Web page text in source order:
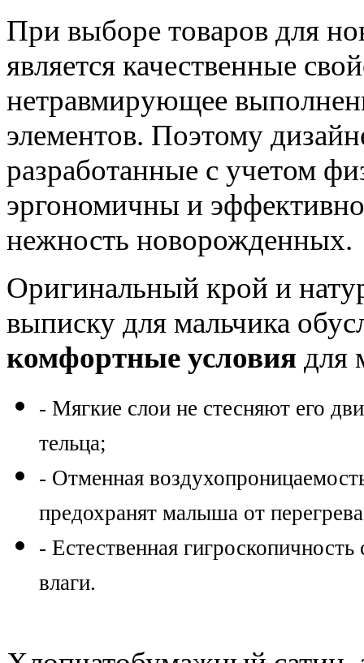
При выборе товаров для
является качественные
нетравмирующее
элементов. Поэтому
разработанные с учетом
эргономичны и
нежность новорожденных.
Оригинальный крой и
выписку для мальчика
комфортные условия для
- Мягкие слои не стесняют его
тельца;
- Отменная
предохранят малыша от
- Естественная
влаги.